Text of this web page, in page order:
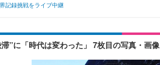
ショッピング
エンタメTOP
音楽
ライフTOP
ペット
記録挑戦をライブ中継
”に「時代は変わった」 7枚目の写真・画像